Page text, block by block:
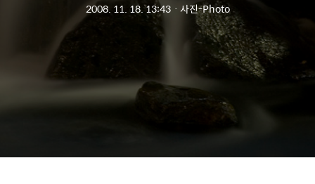
2008. 11. 18. 13:43ㆍ 사진-Photo